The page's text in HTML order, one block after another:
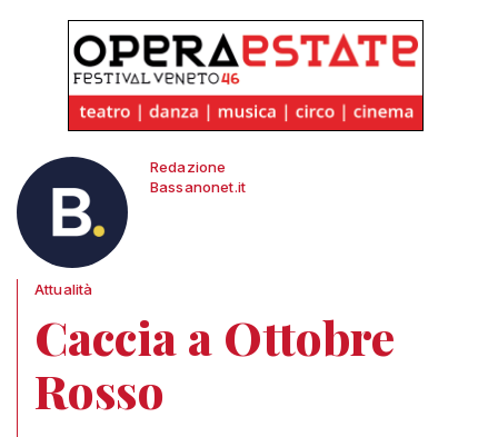
Redazione
Bassanonet.it
Attualità
Caccia a Ottobre
Rosso